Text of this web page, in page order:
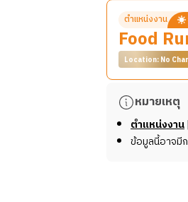
*ข้อมูลนี้อาจมี
จัดการเงินส
Host:
ต้อนรับลูกค้
ดูแลการให้
ผู้ที่ทำงานตำแ
รายละเอียดง
ตำแหน่ง
หน้าที่และควา
พร้อมตามคว
เตรียมวัตถุ
จัดเตรียมป
จัดเก็บอา
ตำแหน่งงาน
Food
Location: No
รายละเอียดงาน
สอบถามรายล
หมายเหตุ
ตำแหน่งงาน|
ข้อมูลนี้อาจมี